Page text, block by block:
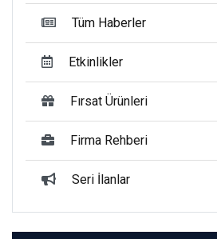
Tüm Haberler
Etkinlikler
Fırsat Ürünleri
Firma Rehberi
Seri İlanlar